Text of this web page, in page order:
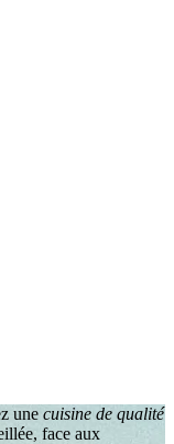
une cuisine de qualité
face aux